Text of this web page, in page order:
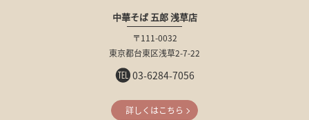
中華そば 五郎 浅草店
〒111-0032
東京都台東区浅草2-7-22
03-6284-7056
詳しくはこちら